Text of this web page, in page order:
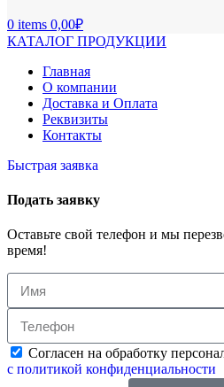
0 items 0,00₽
КАТАЛОГ ПРОДУКЦИИ
Главная
О компании
Доставка и Оплата
Реквизиты
Контакты
Быстрая заявка
Подать заявку
Оставьте свой телефон и мы
время!
Согласен на обработку
с политикой конфиденциальности